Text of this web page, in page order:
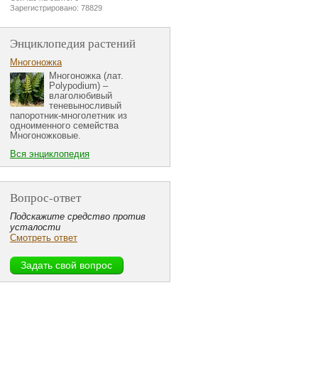
Зарегистрировано: 78829
Энциклопедия растений
Многоножка
Многоножка (лат.
Polypodium) –
влаголюбивый
теневыносливый
папоротник-многолетник из
одноименного семейства
Многоножковые.
Вся энциклопедия
Вопрос-ответ
Подскажите средство против
усталости
Смотреть ответ